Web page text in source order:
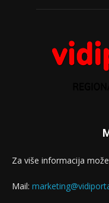
Za više informacija
Mail: